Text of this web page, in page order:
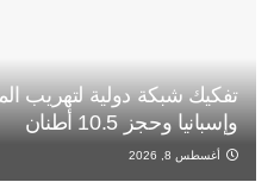
تفكيك شبكة دولية لتهريب
وإسبانيا وحجز 10.5 أطنان
أغسطس 8, 2026